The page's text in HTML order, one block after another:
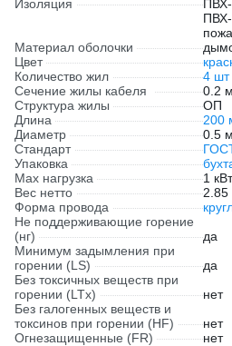
Изоляция
ПВХ-
Материал оболочки
ПВХ-
Цвет
Количество жил
4 шт
Сечение жилы кабеля
0.2
Структура жилы
ОП
Длина
200
Диаметр
0.5
Стандарт
Упаковка
Max нагрузка
1 кВт
Вес нетто
2.85
Форма провода
Не поддерживающие горение
(нг)
да
Минимум задымления при
горении (LS)
да
Без токсичных веществ при
горении (LTx)
нет
Без галогенных веществ и
токсинов при горении (HF)
нет
Огнезащищенные (FR)
нет